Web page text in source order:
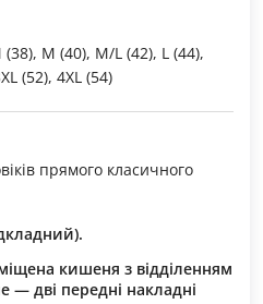
(38), M (40), M/L (42), L (44),
(52), 4XL (54)
прямого класичного
кишеня з відділенням
— дві передні накладні